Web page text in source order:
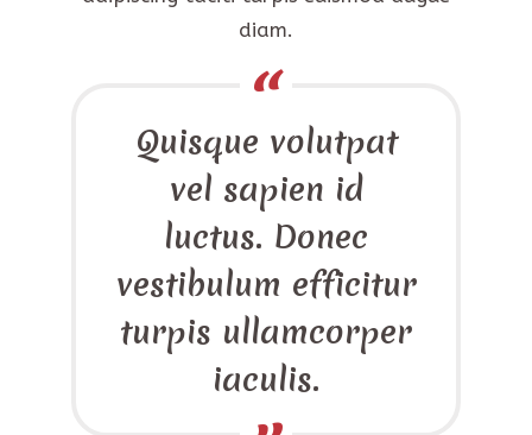
diam.
Quisque volutpat
vel sapien id
luctus. Donec
vestibulum efficitur
turpis ullamcorper
iaculis.